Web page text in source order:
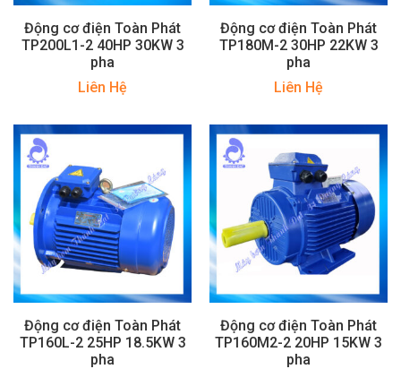
Động cơ điện Toàn Phát
TP200L1-2 40HP 30KW 3
pha
Liên Hệ
Động cơ điện Toàn Phát
TP180M-2 30HP 22KW 3
pha
Liên Hệ
Động cơ điện Toàn Phát
TP160L-2 25HP 18.5KW 3
pha
Động cơ điện Toàn Phát
TP160M2-2 20HP 15KW 3
pha